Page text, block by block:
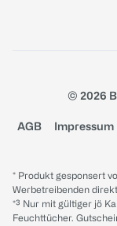
© 2026
AGB Impressum
* Produkt gesponsert
Werbetreibenden
*³ Nur mit gültiger jö
Feuchttücher.